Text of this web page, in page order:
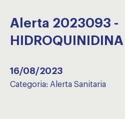
Alerta 2023093 -
HIDROQUINIDINA
16/08/2023
Categoria: Alerta Sanitaria